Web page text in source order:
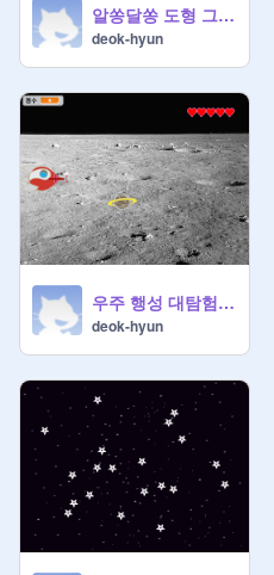
알쏭달쏭 도형 그리기(기본)
deok-hyun
우주 행성 대탐험(기본)
deok-hyun